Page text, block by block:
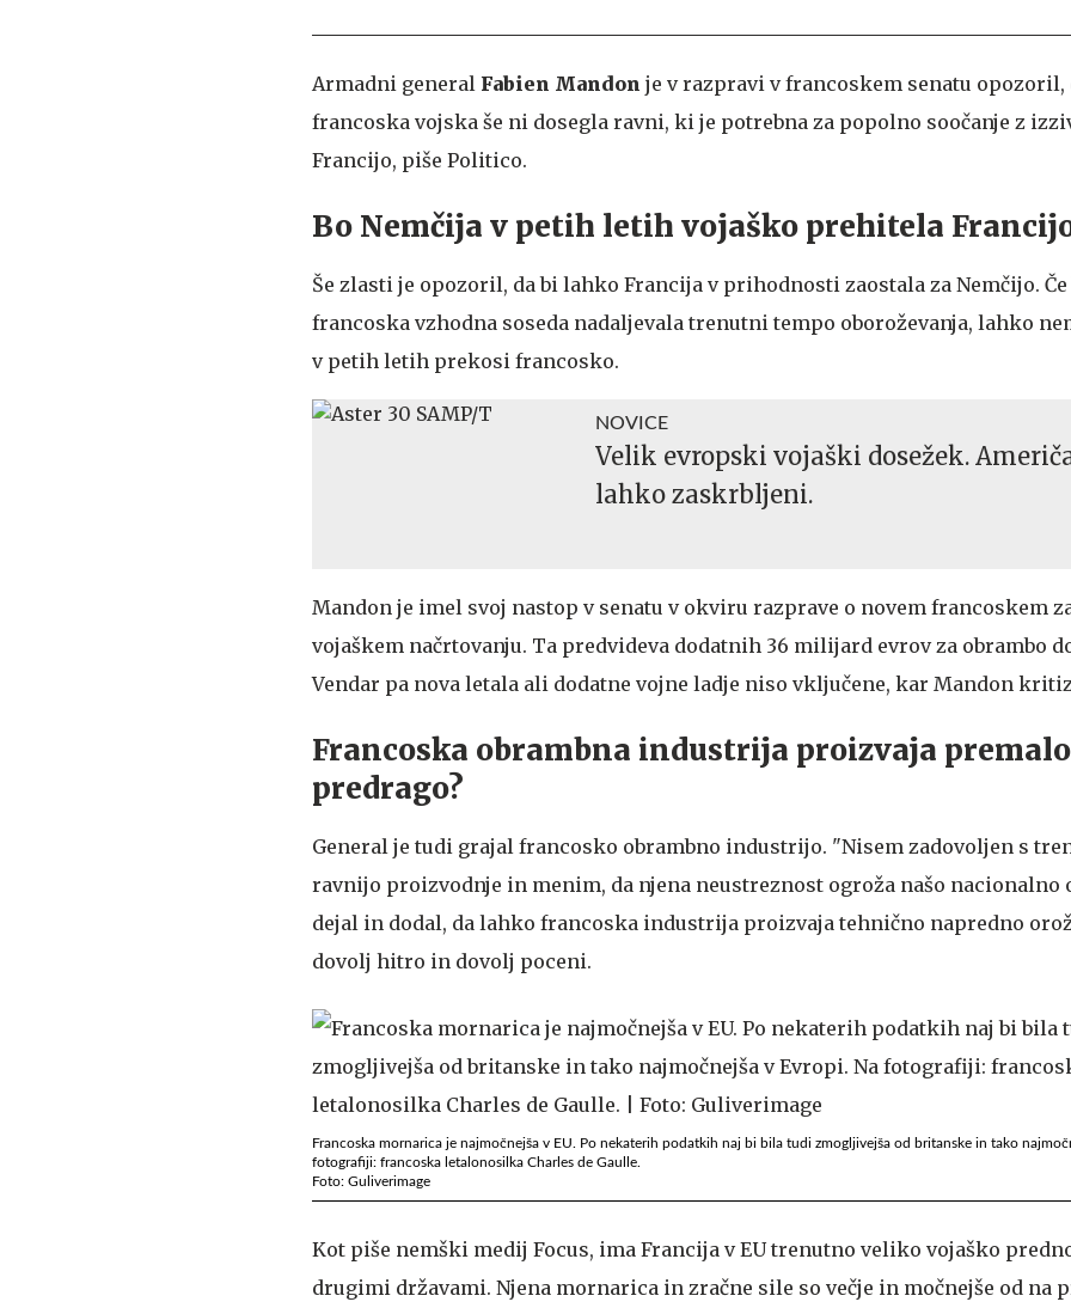
Armadni general Fabien Mandon je v razpravi v francoskem senatu opozoril,
francoska vojska še ni dosegla ravni, ki je potrebna za popolno soočanje z
Francijo, piše Politico.
Bo Nemčija v petih letih vojaško prehitela
Še zlasti je opozoril, da bi lahko Francija v prihodnosti zaostala za Nemčijo. Če
francoska vzhodna soseda nadaljevala trenutni tempo oboroževanja, lahko
v petih letih prekosi francosko.
NOVICE
Velik evropski vojaški dosežek.
lahko zaskrbljeni.
Mandon je imel svoj nastop v senatu v okviru razprave o novem francoskem
vojaškem načrtovanju. Ta predvideva dodatnih 36 milijard evrov za obrambo
Vendar pa nova letala ali dodatne vojne ladje niso vključene, kar Mandon
Francoska obrambna industrija proizvaja
predrago?
General je tudi grajal francosko obrambno industrijo. "Nisem zadovoljen s
ravnijo proizvodnje in menim, da njena neustreznost ogroža našo nacionalno
dejal in dodal, da lahko francoska industrija proizvaja tehnično napredno
dovolj hitro in dovolj poceni.
Francoska mornarica je najmočnejša v EU. Po nekaterih podatkih naj bi bila tudi zmogljivejša od britanske in tako
fotografiji: francoska letalonosilka Charles de Gaulle.
Foto: Guliverimage
Kot piše nemški medij Focus, ima Francija v EU trenutno veliko vojaško
drugimi državami. Njena mornarica in zračne sile so večje in močnejše od na